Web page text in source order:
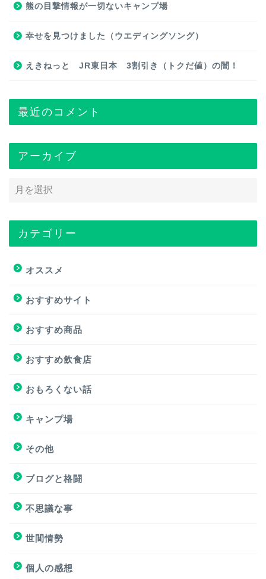
熊の目撃情報が一切ないキャンプ場
幸せを見つけました（ウエディングソング）
えきねっと JR東日本 3割引き（トクだ値）の闇！
最近のコメント
アーカイブ
カテゴリー
オススメ
おすすめサイト
おすすめ商品
おすすめ飲食店
おもろくない話
キャンプ場
その他
ブログと格闘
不思議な事
世間情勢
個人の感想